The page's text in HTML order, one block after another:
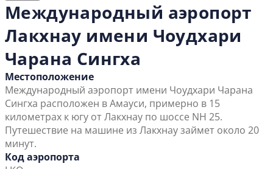
Международный аэропорт
Лакхнау имени Чоудхари
Чарана Сингха
Местоположение
Международный аэропорт имени Чоудхари Чарана
Сингха расположен в Амауси, примерно в 15
километрах к югу от Лакхнау по шоссе NH 25.
Путешествие на машине из Лакхнау займет около 20
минут.
Код аэропорта